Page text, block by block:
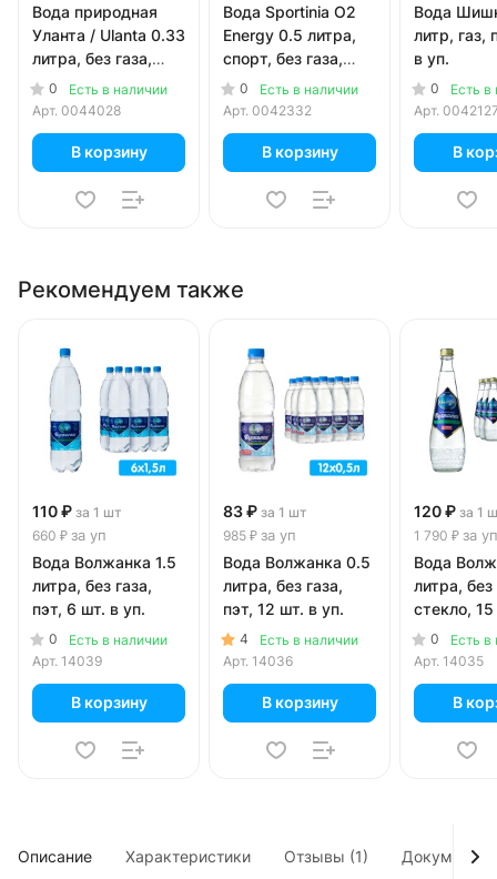
Вода природная
Уланта / Ulanta 0.33
литра, без газа,
пэт, 12 шт. в уп.
0
Есть в наличии
Арт. 0044028
В корзину
Вода Sportinia О2
Energy 0.5 литра,
спорт, без газа,
пэт, 12 шт. в уп.
0
Есть в наличии
Арт. 0042332
В корзину
Вода
литр, газ,
в уп.
0
Есть в
Арт.
В
Рекомендуем также
110 ₽ за 1 шт
660 ₽ за уп
Вода Волжанка 1.5
литра, без газа,
пэт, 6 шт. в уп.
0
Есть в наличии
Арт. 14039
В корзину
83 ₽ за 1 шт
985 ₽ за уп
Вода Волжанка 0.5
литра, без газа,
пэт, 12 шт. в уп.
4
Есть в наличии
Арт. 14036
В корзину
120 ₽ за 1
1 790 ₽ за уп
Вода
литра, без
стекло,
0
Есть в
Арт. 14035
В
Описание Характеристики Отзывы (1) Документы